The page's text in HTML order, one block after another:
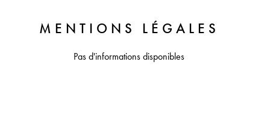
MENTIONS LÉGALES
Pas d'informations disponibles